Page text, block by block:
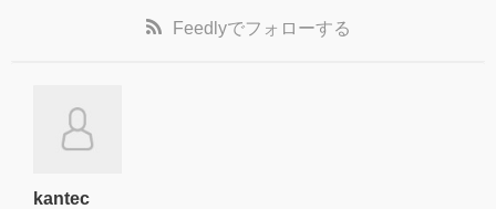
Feedlyでフォローする
kantec